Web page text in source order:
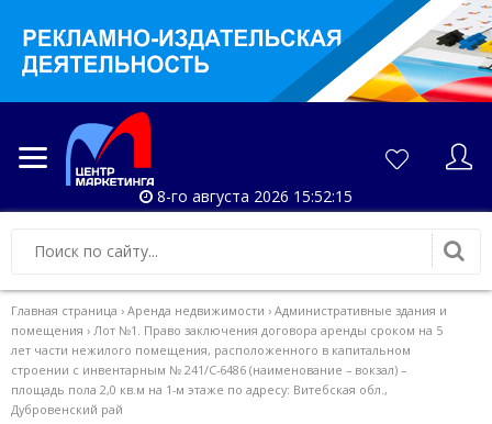
8-го августа 2026 15:52:16
Главная страница › Аренда недвижимости › Административные здания и
помещения › Лот №1. Право заключения договора аренды сроком на 5
лет части нежилого помещения, расположенного в капитальном
строении с инвентарным № 241/С-6486 (наименование – вокзал) –
площадь пола 2,0 кв.м на 1-м этаже по адресу: Витебская обл.,
Дубровенский рай